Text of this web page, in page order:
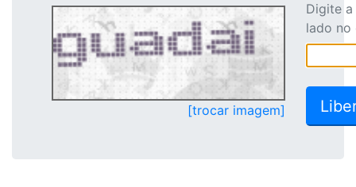
[trocar imagem]
Digite
lado no